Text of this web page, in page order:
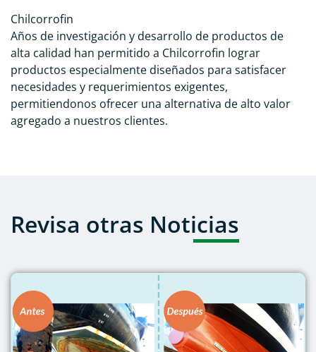
Chilcorrofin
Años de investigación y desarrollo de productos de
alta calidad han permitido a Chilcorrofin lograr
productos especialmente diseñados para satisfacer
necesidades y requerimientos exigentes,
permitiendonos ofrecer una alternativa de alto valor
agregado a nuestros clientes.
Revisa otras Noticias